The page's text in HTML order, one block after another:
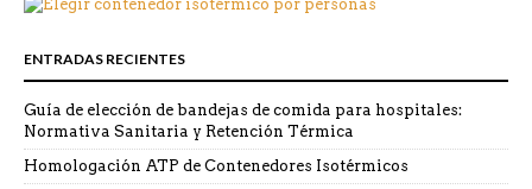
ENTRADAS RECIENTES
Guía de elección de bandejas de comida para hospitales:
Normativa Sanitaria y Retención Térmica
Homologación ATP de Contenedores Isotérmicos